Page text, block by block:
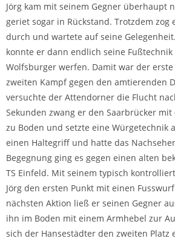
Jörg kam mit seinem Gegner überhaupt
geriet sogar in Rückstand. Trotzdem zog
durch und wartete auf seine
konnte er dann endlich seine
Wolfsburger werfen. Damit war der erste
zweiten Kampf gegen den amtierenden
versuchte der Attendorner die Flucht
Sekunden zwang er den Saarbrücker
zu Boden und setzte eine Würgetechnik
einen Haltegriff und hatte das
Begegnung ging es gegen einen alten
TS Einfeld. Mit seinem typisch
Jörg den ersten Punkt mit einen
nächsten Aktion ließ er seinen Gegner
ihn im Boden mit einem Armhebel zur
sich der Hansestädter den zweiten Platz